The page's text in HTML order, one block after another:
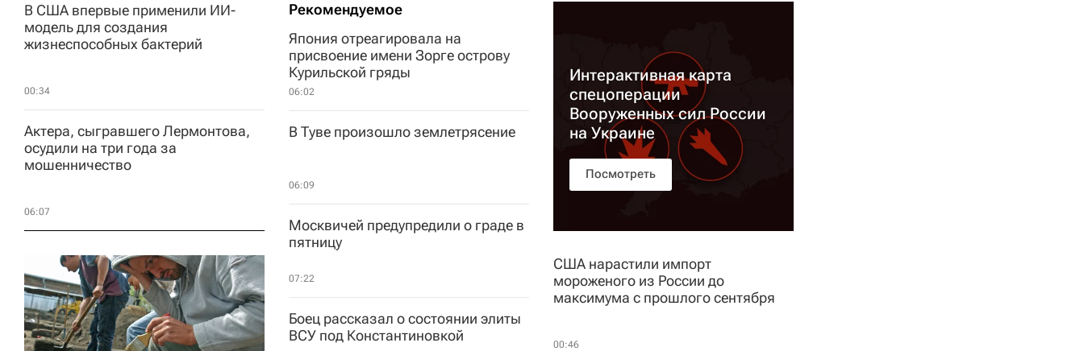
В США впервые применили ИИ-
модель для создания
жизнеспособных бактерий
00:34
Актера, сыгравшего Лермонтова,
осудили на три года за
мошенничество
06:07
Рекомендуемое
Япония отреагировала на
присвоение имени Зорге острову
Курильской гряды
06:02
В Туве произошло землетрясение
06:09
Москвичей предупредили о граде в
пятницу
07:22
Боец рассказал о состоянии элиты
ВСУ под Константиновкой
Интерактивная карта
спецоперации
Вооруженных сил России
на Украине
Посмотреть
США нарастили импорт
мороженого из России до
максимума с прошлого сентября
00:46